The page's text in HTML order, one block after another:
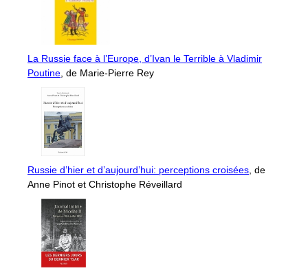
La Russie face à l’Europe, d’Ivan le Terrible à Vladimir
Poutine, de Marie-Pierre Rey
Russie d’hier et d’aujourd’hui: perceptions croisées, de
Anne Pinot et Christophe Réveillard